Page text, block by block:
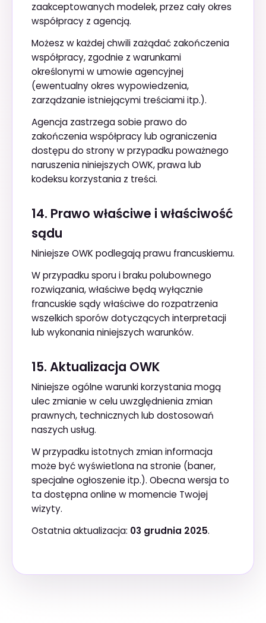
zaakceptowanych modelek, przez cały okres
współpracy z agencją.
Możesz w każdej chwili zażądać zakończenia
współpracy, zgodnie z warunkami
określonymi w umowie agencyjnej
(ewentualny okres wypowiedzenia,
zarządzanie istniejącymi treściami itp.).
Agencja zastrzega sobie prawo do
zakończenia współpracy lub ograniczenia
dostępu do strony w przypadku poważnego
naruszenia niniejszych OWK, prawa lub
kodeksu korzystania z treści.
14. Prawo właściwe i właściwość
sądu
Niniejsze OWK podlegają prawu francuskiemu.
W przypadku sporu i braku polubownego
rozwiązania, właściwe będą wyłącznie
francuskie sądy właściwe do rozpatrzenia
wszelkich sporów dotyczących interpretacji
lub wykonania niniejszych warunków.
15. Aktualizacja OWK
Niniejsze ogólne warunki korzystania mogą
ulec zmianie w celu uwzględnienia zmian
prawnych, technicznych lub dostosowań
naszych usług.
W przypadku istotnych zmian informacja
może być wyświetlona na stronie (baner,
specjalne ogłoszenie itp.). Obecna wersja to
ta dostępna online w momencie Twojej
wizyty.
Ostatnia aktualizacja: 03 grudnia 2025.